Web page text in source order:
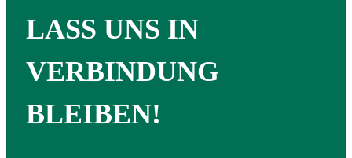
LASS UNS IN
VERBINDUNG
BLEIBEN!